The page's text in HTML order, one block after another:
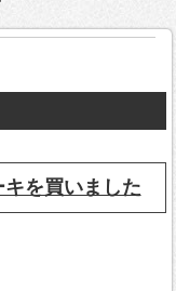
を買いました